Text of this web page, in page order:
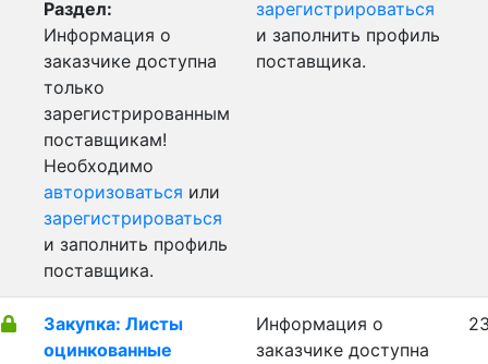
Раздел:
Информация о
заказчике доступна
только
зарегистрированным
поставщикам!
Необходимо
авторизоваться или
зарегистрироваться
и заполнить профиль
поставщика.
зарегистрироваться
и заполнить профиль
поставщика.
Закупка: Листы
оцинкованные
Информация о
заказчике доступна